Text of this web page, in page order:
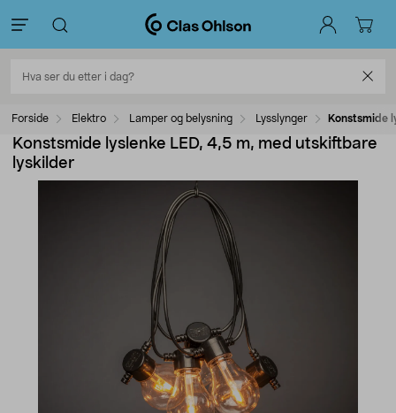
Forside Elektro Lamper og belysning Lysslynger Konstsmide
Konstsmide lyslenke LED, 4,5 m, med utskiftbare
lyskilder